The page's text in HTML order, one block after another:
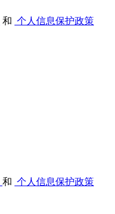
和 个人信息保护政策
和 个人信息保护政策